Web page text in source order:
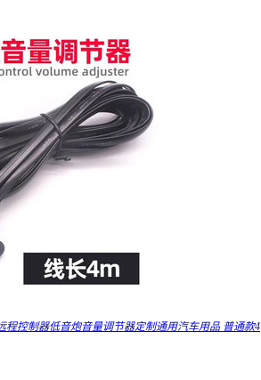
程控制器低音炮音量调节器定制通用汽车用品 普通款4